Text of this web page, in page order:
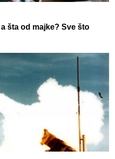
šta od majke? Sve što